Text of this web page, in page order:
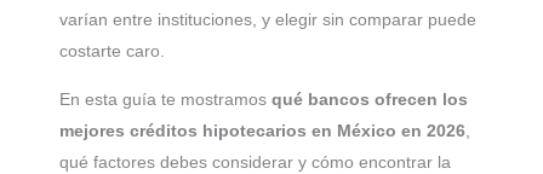
varían entre instituciones, y elegir sin comparar puede
costarte caro.
En esta guía te mostramos qué bancos ofrecen los
mejores créditos hipotecarios en México en 2026,
qué factores debes considerar y cómo encontrar la